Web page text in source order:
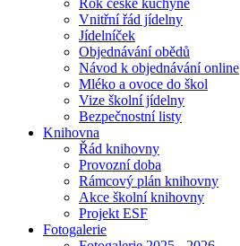
Rok české kuchyně
Vnitřní řád jídelny
Jídelníček
Objednávání obědů
Návod k objednávání online
Mléko a ovoce do škol
Vize školní jídelny
Bezpečnostní listy
Knihovna
Řád knihovny
Provozní doba
Rámcový plán knihovny
Akce školní knihovny
Projekt ESF
Fotogalerie